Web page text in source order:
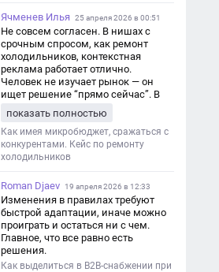
Ячменев Илья 25 апреля 2026 в 00:51
Не совсем согласен. В нишах с
срочным спросом, как ремонт
холодильников, контекстная
реклама работает отлично.
Человек не изучает рынок — он
ищет решение “прямо сейчас”. В
и ловит самый горячий трафик,
тогда как SEO в таких задачах
просто не успевает.
показать полностью
Как имея микробюджет, сражаться с
конкурентами. Кейс по ремонту
холодильников
Roman Djaev 19 апреля 2026 в 12:33
Изменения в правилах требуют
быстрой адаптации, иначе можно
проиграть и остаться ни с чем.
Главное, что все равно есть
решения.
Как выделиться в B2B-снабжении при